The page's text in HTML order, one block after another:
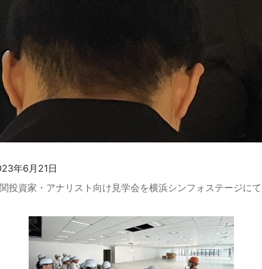
年6月21日
投資家・アナリスト向け見学会を横浜シンフォステージに